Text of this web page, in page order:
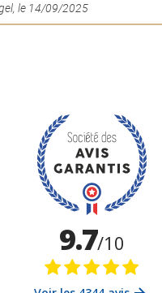
le 14/09/2025